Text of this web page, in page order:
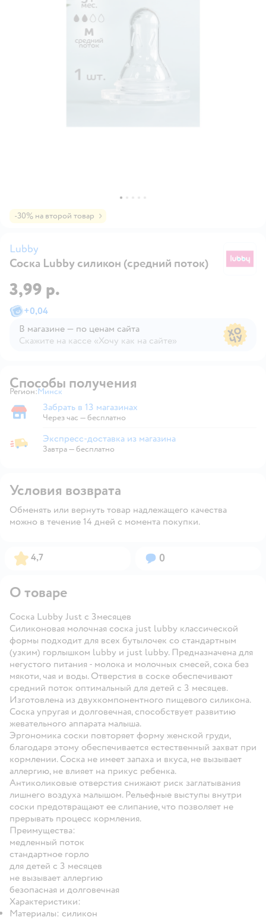
-30% на второй товар
Lubby
Соска Lubby силикон (средний поток)
3,99 р.
+0,04
В магазине — по ценам сайта
Скажите на кассе «Хочу как на сайте»
Способы получения
Регион: Выбор адреса доставки.
Минск
Забрать в магазине
Забрать в 13 магазинах
Через час — бесплатно
Экспресс-доставка из магазина
Экспресс-доставка из магазина
Завтра—бесплатно
Условия возврата
Обменять или вернуть товар надлежащего качества
можно в течение 14 дней с момента покупки.
Рейтинг:
4,7 Вопросов:
0
О товаре
Соска Lubby Just с 3месяцев
Силиконовая молочная соска just lubby классической
формы подходит для всех бутылочек со стандартным
(узким) горлышком lubby и just lubby. Предназначена для
негустого питания - молока и молочных смесей, сока без
мякоти, чая и воды. Отверстия в соске обеспечивают
средний поток оптимальный для детей с 3 месяцев.
Изготовлена из двухкомпонентного пищевого силикона.
Соска упругая и долговечная, способствует развитию
жевательного аппарата малыша.
Эргономика соски повторяет форму женской груди,
благодаря этому обеспечивается естественный захват при
кормлении. Соска не имеет запаха и вкуса, не вызывает
аллергию, не влияет на прикус ребенка.
Антиколиковые отверстия снижают риск заглатывания
лишнего воздуха малышом. Рельефные выступы внутри
соски предотвращают ее слипание, что позволяет не
прерывать процесс кормления.
Преимущества:
медленный поток
стандартное горло
для детей с 3 месяцев
не вызывает аллергию
безопасная и долговечная
Характеристики:
Материалы: силикон